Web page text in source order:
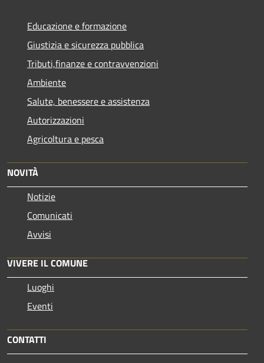
Educazione e formazione
Giustizia e sicurezza pubblica
Tributi,finanze e contravvenzioni
Ambiente
Salute, benessere e assistenza
Autorizzazioni
Agricoltura e pesca
NOVITÀ
Notizie
Comunicati
Avvisi
VIVERE IL COMUNE
Luoghi
Eventi
CONTATTI